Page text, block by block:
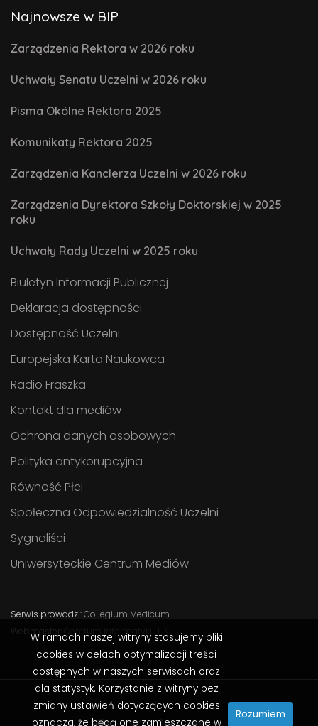
Najnowsze w BIP
Zarządzenia Rektora w 2026 roku
Uchwały Senatu Uczelni w 2026 roku
Pisma Okólne Rektora 2025
Komunikaty Rektora 2025
Zarządzenia Kanclerza Uczelni w 2026 roku
Zarządzenia Dyrektora Szkoły Doktorskiej w 2025
roku
Uchwały Rady Uczelni w 2025 roku
Biuletyn Informacji Publicznej
Deklaracja dostępności
Dostępność Uczelni
Europejska Karta Naukowca
Radio Fraszka
Kontakt dla mediów
Ochrona danych osobowych
Polityka antykorupcyjna
Równość Płci
Społeczna Odpowiedzialność Uczelni
Sygnaliści
Uniwersyteckie Centrum Mediów
Serwis prowadzi:Collegium Medicum
Webmaster:
Centrum Informatyki UJK
W ramach naszej witryny stosujemy pliki
cookies w celach optymalizacji treści
dostępnych w naszych serwisach oraz
dla statystyk. Korzystanie z witryny bez
zmiany ustawień dotyczących cookies
oznacza, że będą one zamieszczane w
Rozumiem